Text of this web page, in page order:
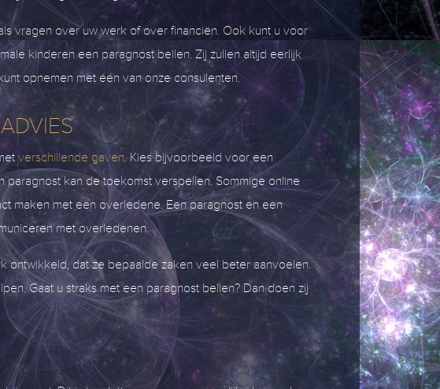
vragen over uw werk of over financiën. Ook kunt u voor
kinderen een paragnost bellen. Zij zullen altijd eerlijk
opnemen met één van onze consulenten.
verschillende gaven. Kies bijvoorbeeld voor een
kan de toekomst verspellen. Sommige online
maken met een overledene. Een paragnost en een
met overledenen.
ontwikkeld, dat ze bepaalde zaken veel beter aanvoelen.
Gaat u straks met een paragnost bellen? Dan doen zij